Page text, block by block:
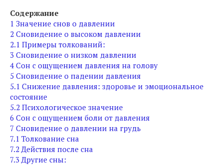
Содержание
1 Значение снов о давлении
2 Сновидение о высоком давлении
2.1 Примеры толкований:
3 Сновидение о низком давлении
4 Сон с ощущением давления на голову
5 Сновидение о падении давления
5.1 Снижение давления: здоровье и эмоциональное
состояние
5.2 Психологическое значение
6 Сон с ощущением боли от давления
7 Сновидение о давлении на грудь
7.1 Толкование сна
7.2 Действия после сна
7.3 Другие сны: